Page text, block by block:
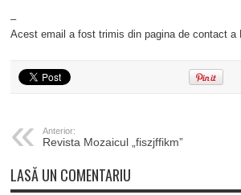
–
Acest email a fost trimis din pagina de contact
Anterior:
Revista Mozaicul „fiszjffikm”
LASĂ UN COMENTARIU